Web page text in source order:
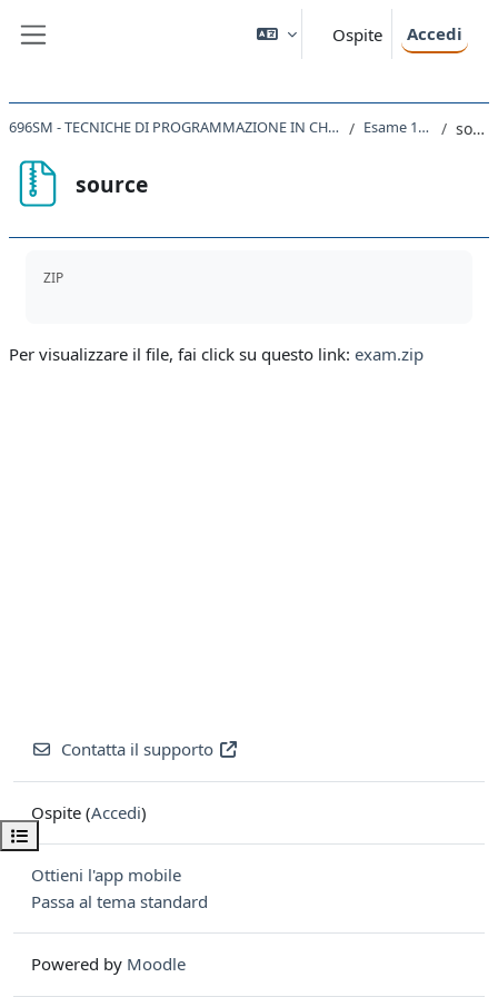
Ospite Accedi
Apri indice del corso
696SM - TECNICHE DI PROGRAMMAZIONE IN CHIMICA COMPUTAZIONALE 2022 Esame 13/9/23 source
source
ZIP
Per visualizzare il file, fai click su questo link: exam.zip
Contatta il supporto
Ospite (Accedi)
Ottieni l'app mobile
Passa al tema standard
Powered by Moodle